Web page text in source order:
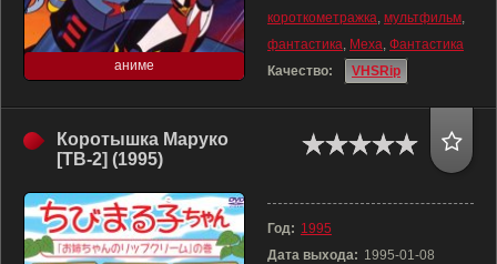
аниме
короткометражка, мультфильм,
фантастика, Меха, Фантастика
Качество:
VHSRip
Коротышка Маруко
[ТВ-2] (1995)
Год: 1995
Дата выхода: 1995-01-08